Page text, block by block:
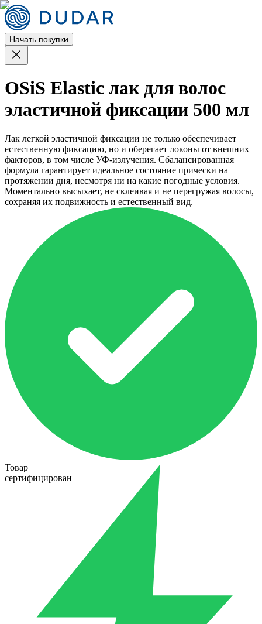
Начать покупки
OSiS Elastic лак для волос
эластичной фиксации 500 мл
Лак легкой эластичной фиксации не только обеспечивает
естественную фиксацию, но и оберегает локоны от внешних
факторов, в том числе УФ-излучения. Сбалансированная
формула гарантирует идеальное состояние прически на
протяжении дня, несмотря ни на какие погодные условия.
Моментально высыхает, не склеивая и не перегружая волосы,
сохраняя их подвижность и естественный вид.
Товар
сертифицирован